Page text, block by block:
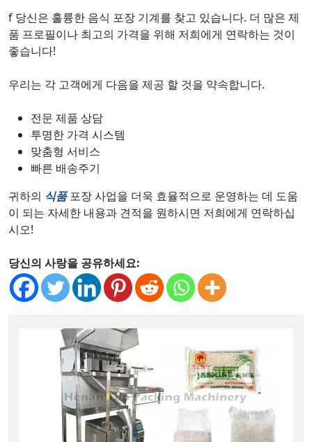
f 당신은 훌륭한 음식 포장 기계를 찾고 있습니다. 더 많은 제
품 프로필이나 최고의 가격을 위해 저희에게 연락하는 것이
좋습니다!
우리는 각 고객에게 다음을 제공 할 것을 약속합니다.
전문 제품 상담
투명한 가격 시스템
맞춤형 서비스
빠른 배송주기
귀하의 식품포장 사업을 더욱 효율적으로 운영하는 데 도움
이 되는 자세한 내용과 견적을 원하시면 저희에게 연락하십
시오!
당신의 사랑을 공유하세요: